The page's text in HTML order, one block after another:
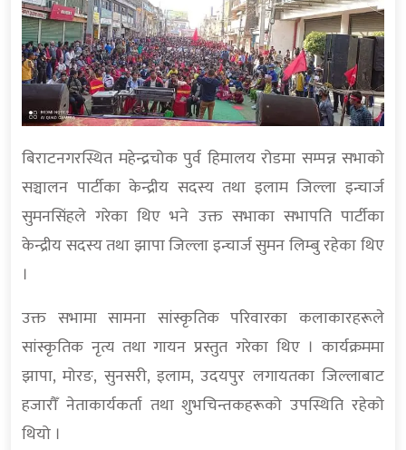
बिराटनगरस्थित महेन्द्रचोक पुर्व हिमालय रोडमा सम्पन्न सभाको
सञ्चालन पार्टीका केन्द्रीय सदस्य तथा इलाम जिल्ला इन्चार्ज
सुमनसिंहले गरेका थिए भने उक्त सभाका सभापति पार्टीका
केन्द्रीय सदस्य तथा झापा जिल्ला इन्चार्ज सुमन लिम्बु रहेका थिए
।
उक्त सभामा सामना सांस्कृतिक परिवारका कलाकारहरूले
सांस्कृतिक नृत्य तथा गायन प्रस्तुत गरेका थिए । कार्यक्रममा
झापा, मोरङ, सुनसरी, इलाम, उदयपुर लगायतका जिल्लाबाट
हजारौँ नेताकार्यकर्ता तथा शुभचिन्तकहरूको उपस्थिति रहेको
थियो ।